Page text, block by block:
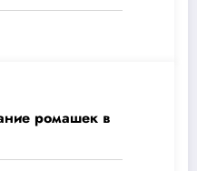
ромашек в